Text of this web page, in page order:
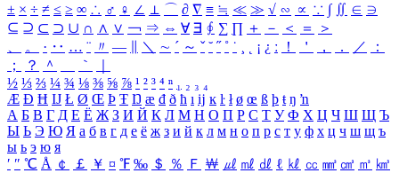
± × ÷ ≠ ≤ ≥ ∞ ∴ ♂ ♀ ∠ ⊥ ⌒ ∂ ∇ ≡ ≒ ≪ ≫ √ ∽ ∝ ∵ ∫ ∬ ∈ ∋
⊆ ⊇ ⊂ ⊃ ∪ ∩ ∧ ∨ ￢ ⇒ ⇔ ∀ ∃ ∮ ∑ ∏ ＋ － ＜ ＝
＞
、
。 · ‥ … ¨ 〃 ― ＼ ∼ ´ ～ ˇ ˘ ˝ ˚ ˙ ¸ ¡ ¿ ː ！ ＇ ， ． ／
：
；
？ ＾ ｀
½ ⅓ ⅔ ¼ ¾ ⅛ ⅜ ⅝ ⅞ ¹ ² ³ ⁴ ⁿ ₁ ₂ ₃ ₄
Æ Ð Ħ Ĳ Ł Ø Œ Þ Ŧ Ŋ æ đ ð ħ ı ĳ ĸ ŀ ł ø œ ß þ ŧ ŋ ŉ
А Б В Г Д Е Ё Ж З И Й К Л М Н О П Р С Т У Ф Х Ц Ч Ш Щ Ъ
Ы Ь Э Ю Я а б в г д е ё ж з и й к л м н о п р с т у ф х ц ч ш щ ъ
ы ь э ю я
′ ″ ℃ Å ￠ ￡ ￥ ¤ ℉ ‰ ＄ ％ Ｆ ￦ ㎕ ㎖ ㎗ ℓ ㎘ ㏄ ㎣ ㎤ ㎥ ㎦